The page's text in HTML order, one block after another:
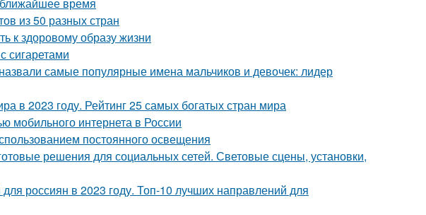
из 50 разных стран
к здоровому образу жизни
сигаретами
самые популярные имена мальчиков и девочек: лидер
в 2023 году. Рейтинг 25 самых богатых стран мира
мобильного интернета в России
постоянного освещения
решения для социальных сетей. Световые сцены, установки,
россиян в 2023 году. Топ-10 лучших направлений для